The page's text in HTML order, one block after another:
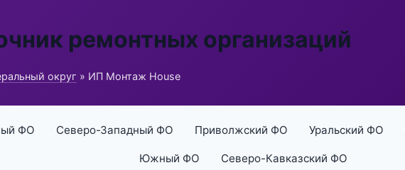
ремонтных организаций
округ » ИП Монтаж House
ФО Северо-Западный ФО Приволжский ФО Уральский ФО
Южный ФО Северо-Кавказский ФО